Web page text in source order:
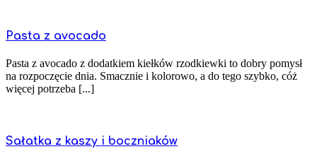
Pasta z avocado
Pasta z avocado z dodatkiem kiełków rzodkiewki to dobry pomysł
na rozpoczęcie dnia. Smacznie i kolorowo, a do tego szybko, cóż
więcej potrzeba [...]
Sałatka z kaszy i boczniaków